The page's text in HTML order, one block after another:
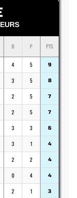
B P PTS
4 5 9
3 5 8
2 5 7
2 5 7
3 3 6
3 1 4
2 2 4
0 4 4
2 1 3